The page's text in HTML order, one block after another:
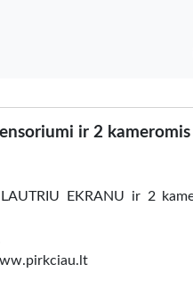
ir 2 kameromis
EKRANU ir 2